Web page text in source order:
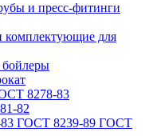
и пресс-фитинги
комплектующие для
бойлеры
8278-83
82
ГОСТ 8239-89 ГОСТ